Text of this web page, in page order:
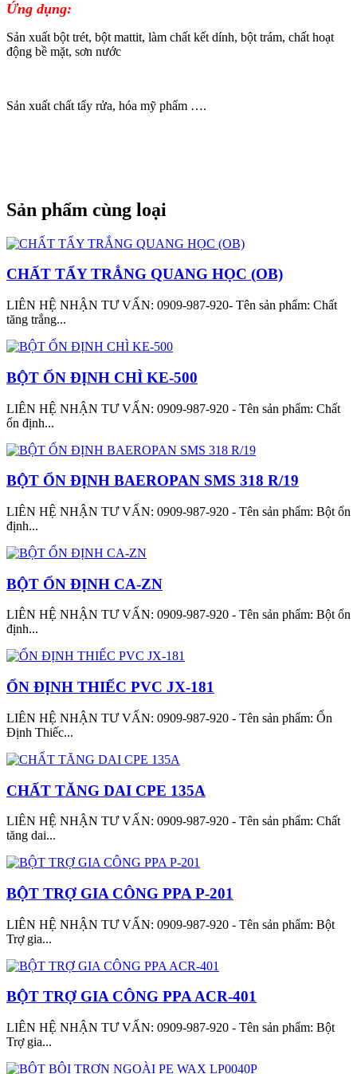
Ứng dụng:
Sản xuất bột trét, bột mattit, làm chất kết dính, bột trám, chất hoạt
động bề mặt, sơn nước
Sản xuất chất tẩy rửa, hóa mỹ phẩm ….
Sản phẩm cùng loại
CHẤT TẨY TRẮNG QUANG HỌC (OB)
LIÊN HỆ NHẬN TƯ VẤN: 0909-987-920- Tên sản phẩm: Chất
tăng trắng...
BỘT ỔN ĐỊNH CHÌ KE-500
LIÊN HỆ NHẬN TƯ VẤN: 0909-987-920 - Tên sản phẩm: Chất
ổn định...
BỘT ỔN ĐỊNH BAEROPAN SMS 318 R/19
LIÊN HỆ NHẬN TƯ VẤN: 0909-987-920 - Tên sản phẩm: Bột ổn
định...
BỘT ỔN ĐỊNH CA-ZN
LIÊN HỆ NHẬN TƯ VẤN: 0909-987-920 - Tên sản phẩm: Bột ổn
định...
ỔN ĐỊNH THIẾC PVC JX-181
LIÊN HỆ NHẬN TƯ VẤN: 0909-987-920 - Tên sản phẩm: Ổn
Định Thiếc...
CHẤT TĂNG DAI CPE 135A
LIÊN HỆ NHẬN TƯ VẤN: 0909-987-920 - Tên sản phẩm: Chất
tăng dai...
BỘT TRỢ GIA CÔNG PPA P-201
LIÊN HỆ NHẬN TƯ VẤN: 0909-987-920 - Tên sản phẩm: Bột
Trợ gia...
BỘT TRỢ GIA CÔNG PPA ACR-401
LIÊN HỆ NHẬN TƯ VẤN: 0909-987-920 - Tên sản phẩm: Bột
Trợ gia...